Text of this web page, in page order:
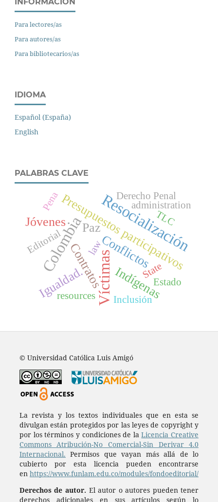
Para lectores/as
Para autores/as
Para bibliotecarios/as
IDIOMA
Español (España)
English
PALABRAS CLAVE
Colombia Resocialización
Víctimas
Presupuestos participativos
ContratosConflictos
Jóvenes
Indígenas
Paz
Igualdad. State
resources
administration
Derecho Penal
Estado
Editorial law
Pena
Inclusión
TLC
© Universidad Católica Luis Amigó
La revista y los textos individuales que en esta se
divulgan están protegidos por las leyes de copyright y
por los términos y condiciones de laLicencia Creative
Commons Atribución-No Comercial-Sin Derivar 4.0
Internacional. Permisos que vayan más allá de lo
cubierto por esta licencia pueden encontrarse
en https://www.funlam.edu.co/modules/fondoeditorial/
Derechos de autor. El autor o autores pueden tener
derechos adicionales en sus artículos según lo